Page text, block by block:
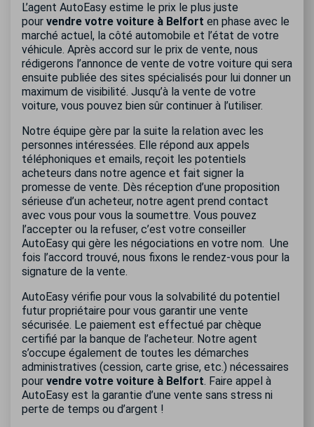
L’agent AutoEasy estime le prix le plus juste
pour vendre votre voiture à Belfort en phase avec le
marché actuel, la côté automobile et l’état de votre
véhicule. Après accord sur le prix de vente, nous
rédigerons l’annonce de vente de votre voiture qui sera
ensuite publiée des sites spécialisés pour lui donner un
maximum de visibilité. Jusqu’à la vente de votre
voiture, vous pouvez bien sûr continuer à l’utiliser.
Notre équipe gère par la suite la relation avec les
personnes intéressées. Elle répond aux appels
téléphoniques et emails, reçoit les potentiels
acheteurs dans notre agence et fait signer la
promesse de vente. Dès réception d’une proposition
sérieuse d’un acheteur, notre agent prend contact
avec vous pour vous la soumettre. Vous pouvez
l’accepter ou la refuser, c’est votre conseiller
AutoEasy qui gère les négociations en votre nom. Une
fois l’accord trouvé, nous fixons le rendez-vous pour la
signature de la vente.
AutoEasy vérifie pour vous la solvabilité du potentiel
futur propriétaire pour vous garantir une vente
sécurisée. Le paiement est effectué par chèque
certifié par la banque de l’acheteur. Notre agent
s’occupe également de toutes les démarches
administratives (cession, carte grise, etc.) nécessaires
pour vendre votre voiture à Belfort. Faire appel à
AutoEasy est la garantie d’une vente sans stress ni
perte de temps ou d’argent !